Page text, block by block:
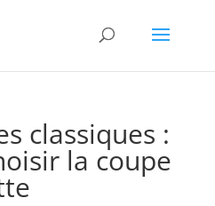
classiques :
la coupe